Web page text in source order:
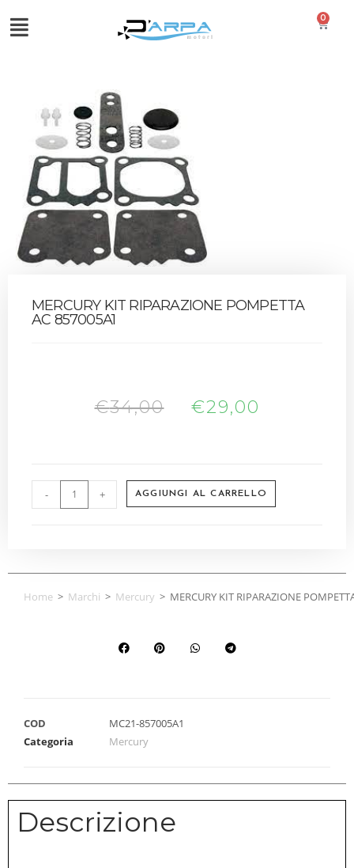
0
MERCURY KIT RIPARAZIONE POMPETTA
AC 857005A1
€34,00 €29,00
- + AGGIUNGI AL CARRELLO
Home > Marchi > Mercury > MERCURY KIT RIPARAZIONE
COD
MC21-857005A1
Categoria
Mercury
Descrizione